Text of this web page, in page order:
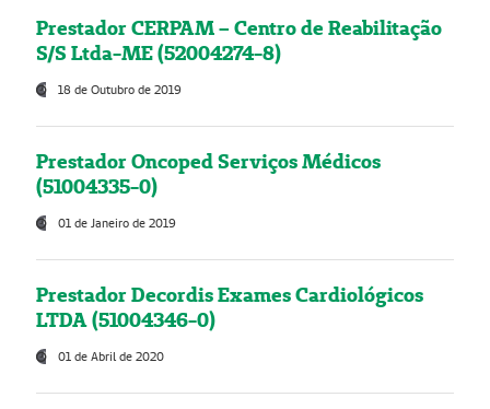
Prestador CERPAM – Centro de Reabilitação
S/S Ltda-ME (52004274-8)
18 de Outubro de 2019
Prestador Oncoped Serviços Médicos
(51004335-0)
01 de Janeiro de 2019
Prestador Decordis Exames Cardiológicos
LTDA (51004346-0)
01 de Abril de 2020